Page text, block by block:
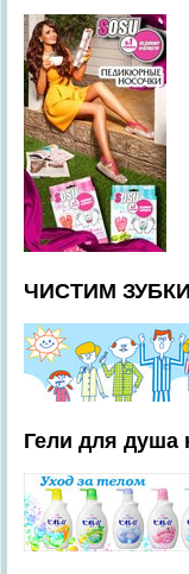
ЧИСТИМ
Гели для душа